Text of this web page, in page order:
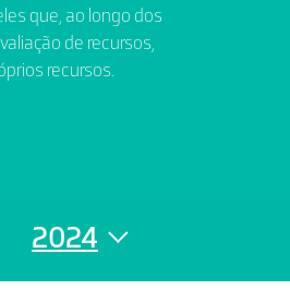
que, ao longo dos
de recursos,
recursos.
2024